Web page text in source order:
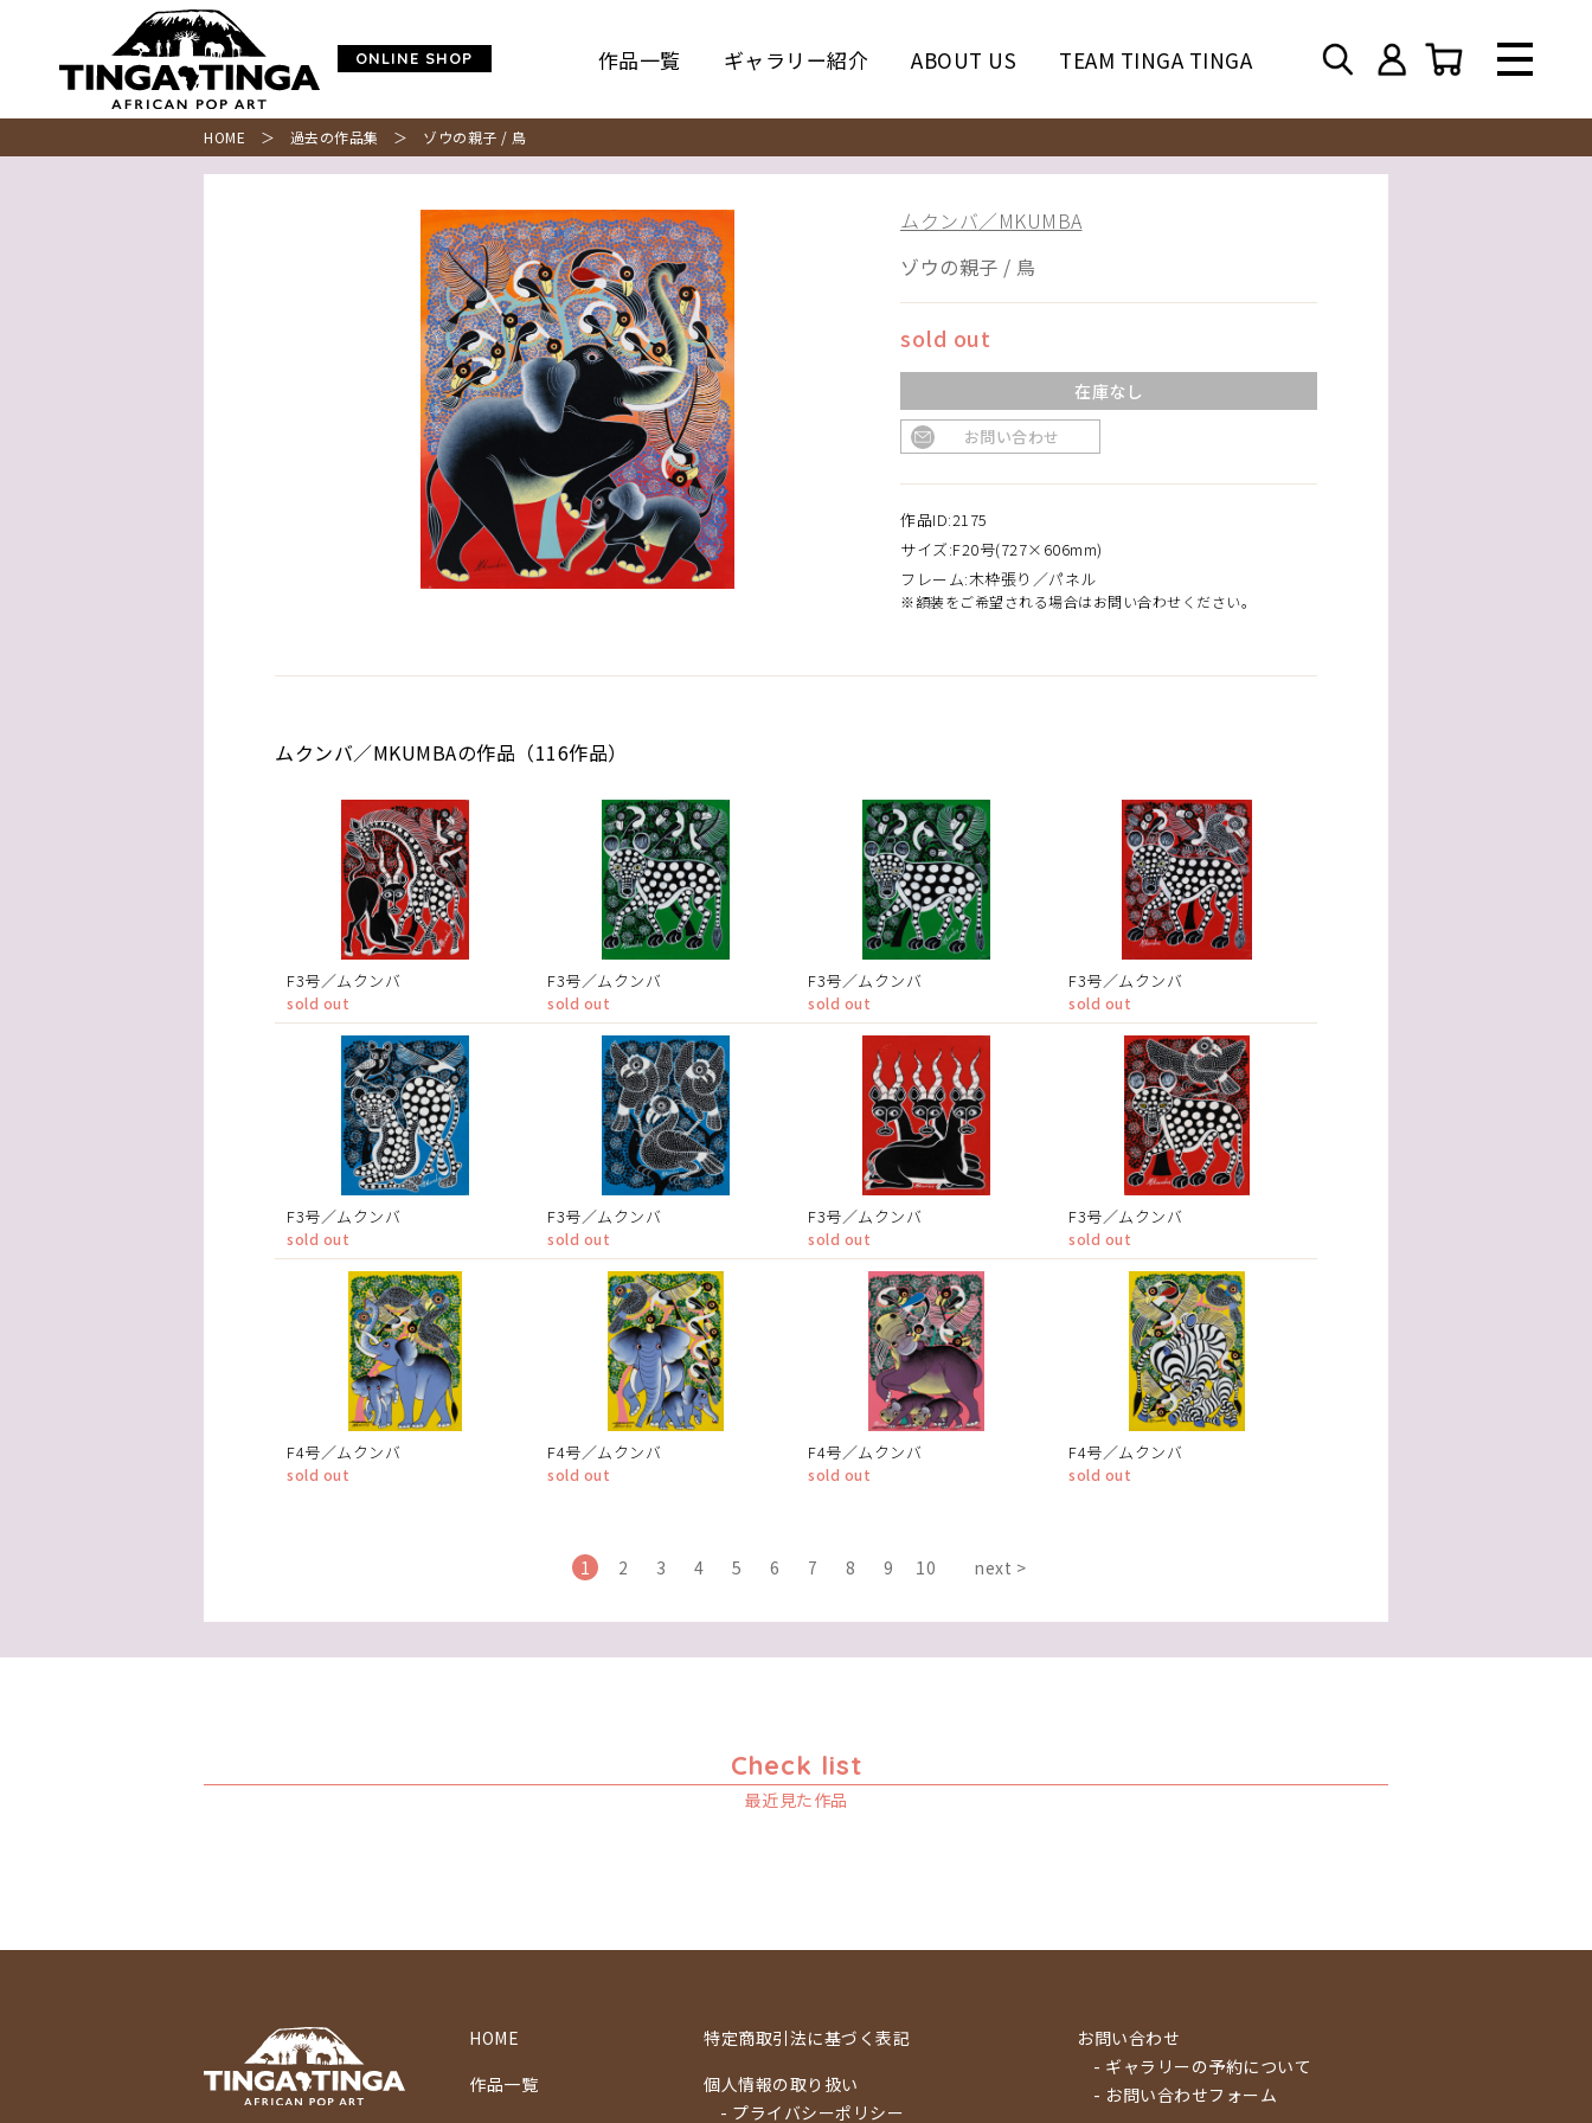
ONLINE SHOP 作品一覧 ギャラリー紹介 ABOUT US TEAM TINGA TINGA
HOME ＞ 過去の作品集 ＞ ゾウの親子 / 鳥
ムクンバ／MKUMBA
ゾウの親子 / 鳥
sold out
在庫なし
お問い合わせ
作品ID:2175
サイズ:F20号(727×606mm)
フレーム:木枠張り／パネル
※額装をご希望される場合はお問い合わせください。
ムクンバ／MKUMBAの作品（116作品）
F3号／ムクンバ
sold out
F3号／ムクンバ
sold out
F3号／ムクンバ
sold out
F3号／ムクンバ
sold out
F3号／ムクンバ
sold out
F3号／ムクンバ
sold out
F3号／ムクンバ
sold out
F3号／ムクンバ
sold out
F4号／ムクンバ
sold out
F4号／ムクンバ
sold out
F4号／ムクンバ
sold out
F4号／ムクンバ
sold out
1 2 3 4 5 6 7 8 9 10 next >
Check list
最近見た作品
HOME
作品一覧
特定商取引法に基づく表記
個人情報の取り扱い
- プライバシーポリシー
お問い合わせ
- ギャラリーの予約について
- お問い合わせフォーム